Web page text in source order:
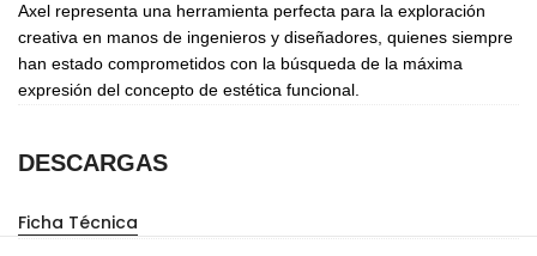
Axel representa una herramienta perfecta para la exploración
creativa en manos de ingenieros y diseñadores, quienes siempre
han estado comprometidos con la búsqueda de la máxima
expresión del concepto de estética funcional.
DESCARGAS
Ficha Técnica